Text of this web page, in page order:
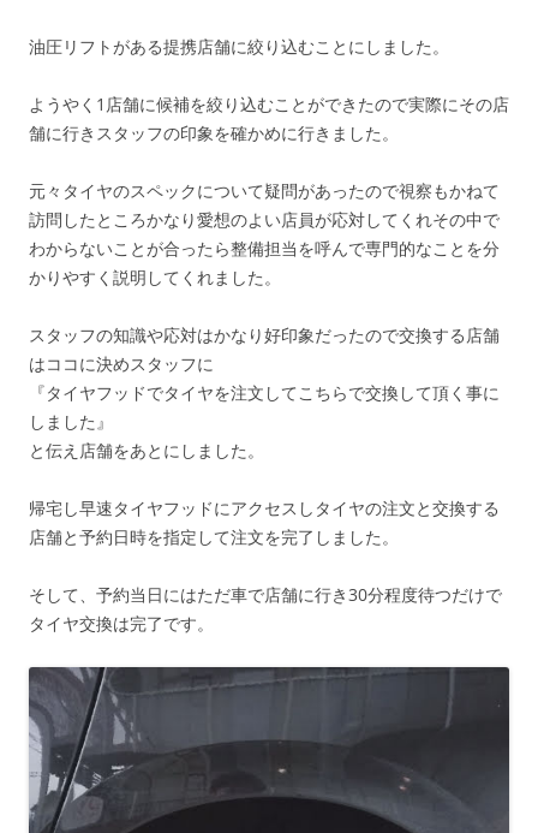
油圧リフトがある提携店舗に絞り込むことにしました。
ようやく1店舗に候補を絞り込むことができたので実際にその店
舗に行きスタッフの印象を確かめに行きました。
元々タイヤのスペックについて疑問があったので視察もかねて
訪問したところかなり愛想のよい店員が応対してくれその中で
わからないことが合ったら整備担当を呼んで専門的なことを分
かりやすく説明してくれました。
スタッフの知識や応対はかなり好印象だったので交換する店舗
はココに決めスタッフに
『タイヤフッドでタイヤを注文してこちらで交換して頂く事に
しました』
と伝え店舗をあとにしました。
帰宅し早速タイヤフッドにアクセスしタイヤの注文と交換する
店舗と予約日時を指定して注文を完了しました。
そして、予約当日にはただ車で店舗に行き30分程度待つだけで
タイヤ交換は完了です。